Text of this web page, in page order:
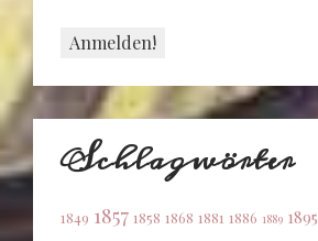
Schlagwörter
1849 1857 1858 1868 1881 1886 1889 1895